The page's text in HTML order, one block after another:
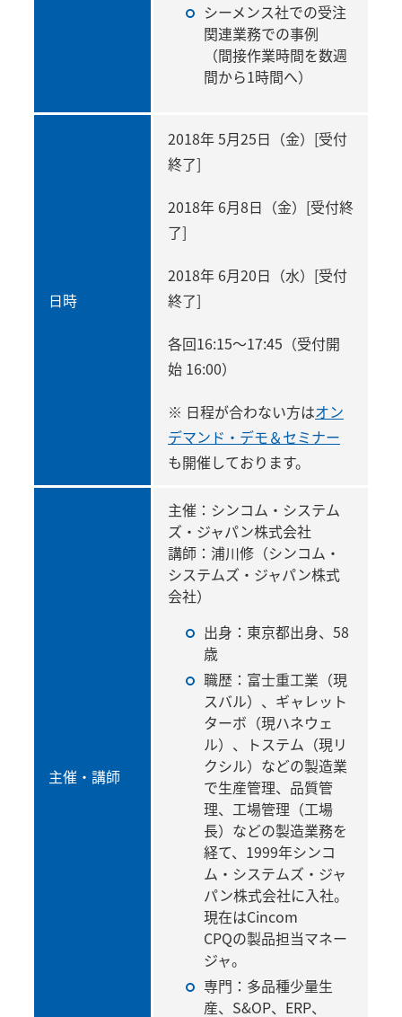
シーメンス社での受注
関連業務での事例
（間接作業時間を数週
間から1時間へ）
日時
2018年 5月25日（金）[受付
終了]
2018年 6月8日（金）[受付終
了]
2018年 6月20日（水）[受付
終了]
各回16:15～17:45（受付開
始 16:00）
※ 日程が合わない方はオン
デマンド・デモ＆セミナー
も開催しております。
主催・講師
主催：シンコム・システム
ズ・ジャパン株式会社
講師：浦川修（シンコム・
システムズ・ジャパン株式
会社）
出身：東京都出身、58
歳
職歴：富士重工業（現
スバル）、ギャレット
ターボ（現ハネウェ
ル）、トステム（現リ
クシル）などの製造業
で生産管理、品質管
理、工場管理（工場
長）などの製造業務を
経て、1999年シンコ
ム・システムズ・ジャ
パン株式会社に入社。
現在はCincom
CPQの製品担当マネー
ジャ。
専門：多品種少量生
産、S&OP、ERP、